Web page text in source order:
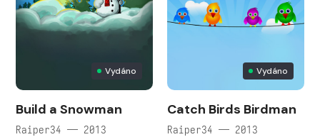
Vydáno
Build a Snowman
Raiper34 — 2013
Vydáno
Catch Birds Birdman
Raiper34 — 2013